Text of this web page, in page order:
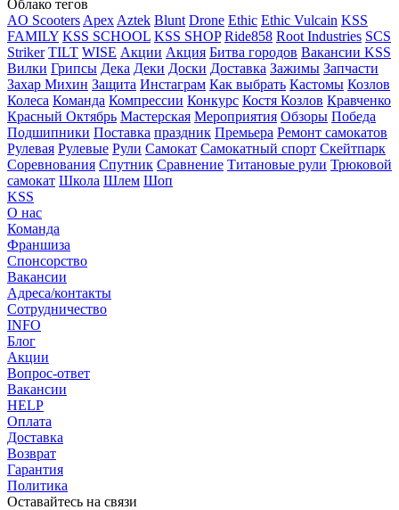
Облако тегов
AO Scooters Apex Aztek Blunt Drone Ethic Ethic Vulcain KSS
FAMILY KSS SCHOOL KSS SHOP Ride858 Root Industries SCS
Striker TILT WISE Акции Акция Битва городов Вакансии KSS
Вилки Грипсы Дека Деки Доски Доставка Зажимы Запчасти
Захар Михин Защита Инстаграм Как выбрать Кастомы Козлов
Колеса Команда Компрессии Конкурс Костя Козлов Кравченко
Красный Октябрь Мастерская Мероприятия Обзоры Победа
Подшипники Поставка праздник Премьера Ремонт самокатов
Рулевая Рулевые Рули Самокат Самокатный спорт Скейтпарк
Соревнования Спутник Сравнение Титановые рули Трюковой
самокат Школа Шлем Шоп
KSS
О нас
Команда
Франшиза
Спонсорство
Вакансии
Адреса/контакты
Сотрудничество
INFO
Блог
Акции
Вопрос-ответ
Вакансии
HELP
Оплата
Доставка
Возврат
Гарантия
Политика
Оставайтесь на связи